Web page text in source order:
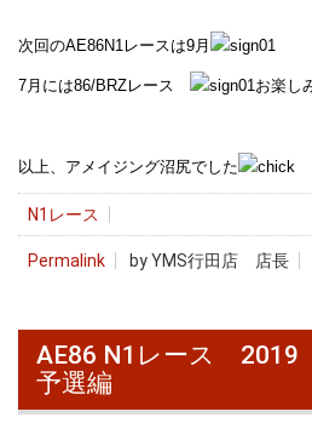
次回のAE86N1レースは9月
7月には86/BRZレース お楽し
以上、アメイジング沼尻でした
N1レース
Permalink by YMS行田店 店長
AE86 N1レース
予選編